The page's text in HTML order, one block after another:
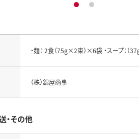
1 2
・麺： 2食（75g×2束）×6袋 ・スープ：（
（株）錦屋商事
・その他